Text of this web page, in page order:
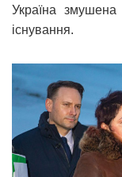
Україна
існування.